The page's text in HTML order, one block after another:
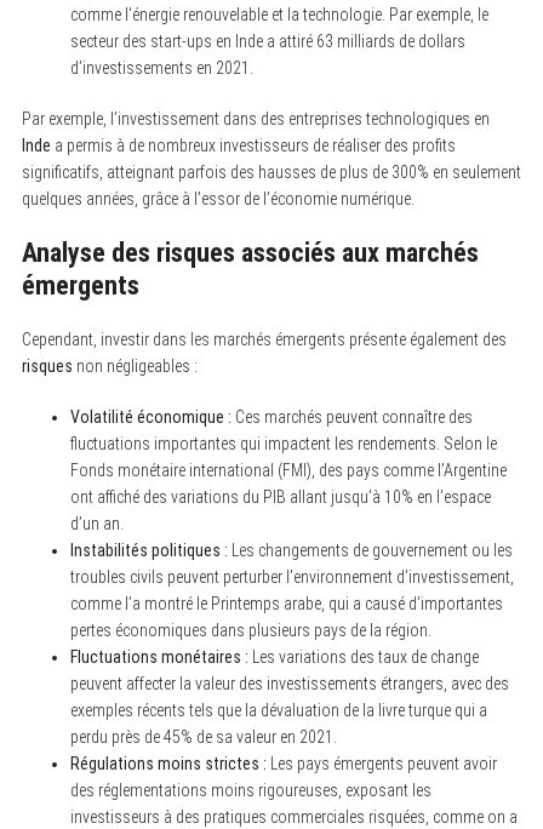
comme l’énergie renouvelable et la technologie. Par exemple, le
secteur des start-ups en Inde a attiré 63 milliards de dollars
d’investissements en 2021.
Par exemple, l’investissement dans des entreprises technologiques en
Inde a permis à de nombreux investisseurs de réaliser des profits
significatifs, atteignant parfois des hausses de plus de 300% en seulement
quelques années, grâce à l’essor de l’économie numérique.
Analyse des risques associés aux marchés
émergents
Cependant, investir dans les marchés émergents présente également des
risques non négligeables :
Volatilité économique : Ces marchés peuvent connaître des
fluctuations importantes qui impactent les rendements. Selon le
Fonds monétaire international (FMI), des pays comme l’Argentine
ont affiché des variations du PIB allant jusqu’à 10% en l’espace
d’un an.
Instabilités politiques : Les changements de gouvernement ou les
troubles civils peuvent perturber l’environnement d’investissement,
comme l’a montré le Printemps arabe, qui a causé d’importantes
pertes économiques dans plusieurs pays de la région.
Fluctuations monétaires : Les variations des taux de change
peuvent affecter la valeur des investissements étrangers, avec des
exemples récents tels que la dévaluation de la livre turque qui a
perdu près de 45% de sa valeur en 2021.
Régulations moins strictes : Les pays émergents peuvent avoir
des réglementations moins rigoureuses, exposant les
investisseurs à des pratiques commerciales risquées, comme on a